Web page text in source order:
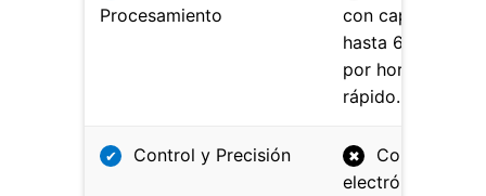
Procesamiento
con capacidad
hasta 60 ciclos
por hora en
rápido.
✔ Control y Precisión ✖
Control
electrónico